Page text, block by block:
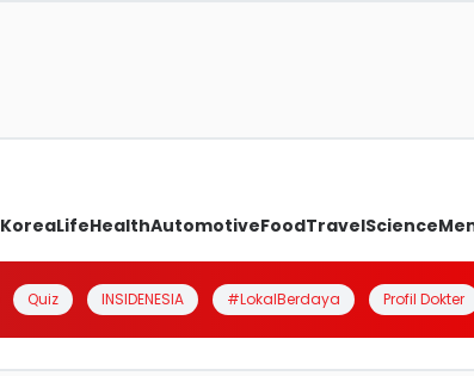
KoreaLifeHealthAutomotiveFoodTravelScience
Quiz INSIDENESIA #LokalBerdaya Profil Dokter